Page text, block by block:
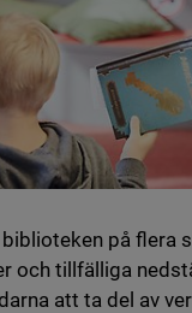
på flera
och tillfälliga
att ta del av